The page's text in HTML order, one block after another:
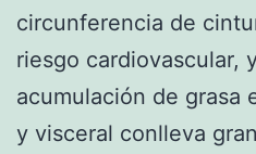
circunferencia de
riesgo cardiovascular,
acumulación de grasa
y visceral conlleva